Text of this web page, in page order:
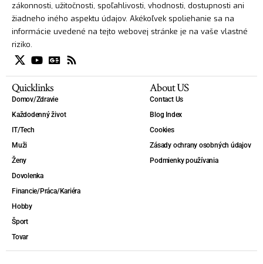
zákonnosti, užitočnosti, spoľahlivosti, vhodnosti, dostupnosti ani
žiadneho iného aspektu údajov. Akékoľvek spoliehanie sa na
informácie uvedené na tejto webovej stránke je na vaše vlastné
riziko.
Quicklinks
Domov/Zdravie
Každodenný život
IT/Tech
Muži
Ženy
Dovolenka
Financie/Práca/Kariéra
Hobby
Šport
Tovar
About US
Contact Us
Blog Index
Cookies
Zásady ochrany osobných údajov
Podmienky používania